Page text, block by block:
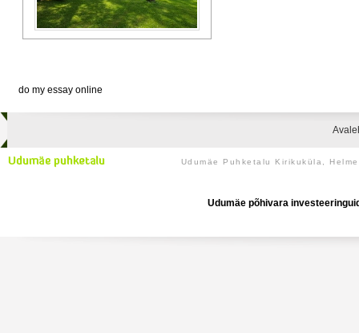
do my essay online
Udumäe Puhketalu Kirikuküla,
Udumäe põhivara